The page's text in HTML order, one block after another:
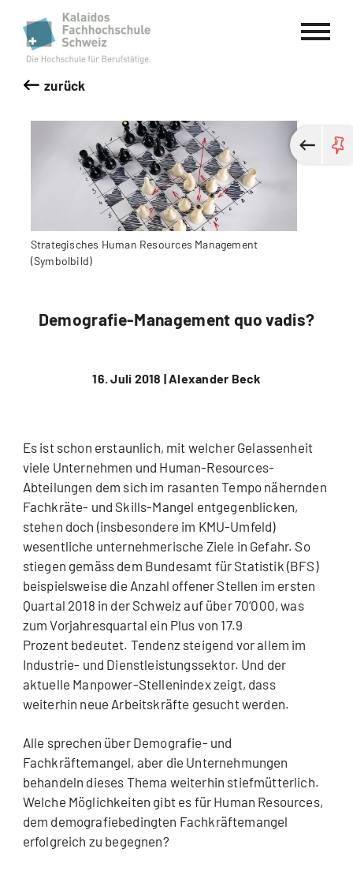
Kalaidos Fachhochschule Schweiz
zurück
Strategisches Human Resources Management
(Symbolbild)
Demografie-Management quo vadis?
16. Juli 2018 |Alexander Beck
Es ist schon erstaunlich, mit welcher Gelassenheit
viele Unternehmen und Human-Resources-
Abteilungen dem sich im rasanten Tempo nähernden
Fachkräte- und Skills-Mangel entgegenblicken,
stehen doch (insbesondere im KMU-Umfeld)
wesentliche unternehmerische Ziele in Gefahr. So
stiegen gemäss dem Bundesamt für Statistik (BFS)
beispielsweise die Anzahl offener Stellen im ersten
Quartal 2018 in der Schweiz auf über 70‘000, was
zum Vorjahresquartal ein Plus von 17.9
Prozent bedeutet. Tendenz steigend vor allem im
Industrie- und Dienstleistungssektor. Und der
aktuelle Manpower-Stellenindex zeigt, dass
weiterhin neue Arbeitskräfte gesucht werden.
Alle sprechen über Demografie- und
Fachkräftemangel, aber die Unternehmungen
behandeln dieses Thema weiterhin stiefmütterlich.
Welche Möglichkeiten gibt es für Human Resources,
dem demografiebedingten Fachkräftemangel
erfolgreich zu begegnen?